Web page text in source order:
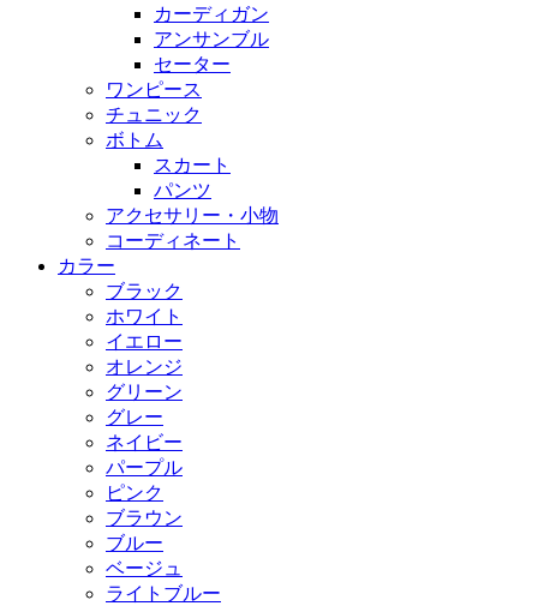
カーディガン
アンサンブル
セーター
ワンピース
チュニック
ボトム
スカート
パンツ
アクセサリー・小物
コーディネート
カラー
ブラック
ホワイト
イエロー
オレンジ
グリーン
グレー
ネイビー
パープル
ピンク
ブラウン
ブルー
ベージュ
ライトブルー